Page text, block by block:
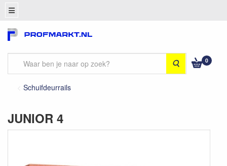
Zoeken 0
Schuifdeurrails
JUNIOR 4